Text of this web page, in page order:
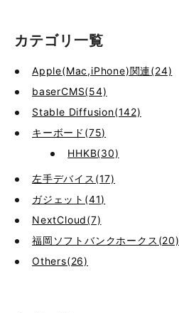
カテゴリ一覧
Apple(Mac,iPhone)関連(24)
baserCMS(54)
Stable Diffusion(142)
キーボード(75)
HHKB(30)
左手デバイス(17)
ガジェット(41)
NextCloud(7)
福岡ソフトバンクホークス(20)
Others(26)